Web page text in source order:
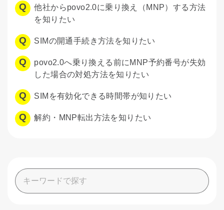
他社からpovo2.0に乗り換え（MNP）する方法
を知りたい
SIMの開通手続き方法を知りたい
povo2.0へ乗り換える前にMNP予約番号が失効
した場合の対処方法を知りたい
SIMを有効化できる時間帯が知りたい
解約・MNP転出方法を知りたい